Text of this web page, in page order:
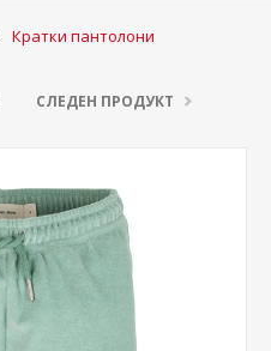
Кратки пантолони
СЛЕДЕН ПРОДУКТ